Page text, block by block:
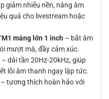
giảm nhiễu nền, nâng âm
quả cho livestream hoặc
màng lớn 1 inch – bắt âm
mượt mà, đầy cảm xúc.
– dải tần 20Hz-20kHz, giúp
lỗi âm thanh ngay lập tức.
tương thích hoàn hảo với